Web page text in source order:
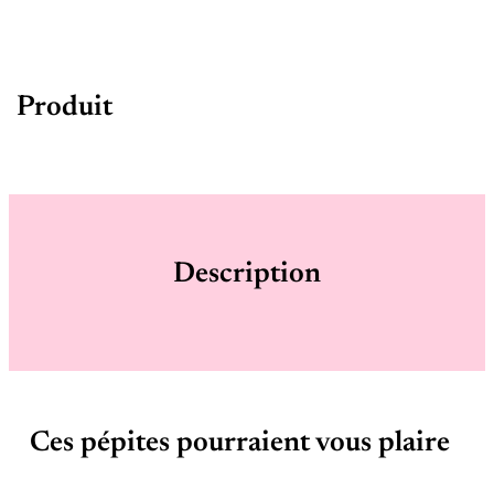
Produit
Description
Ces pépites pourraient vous plaire